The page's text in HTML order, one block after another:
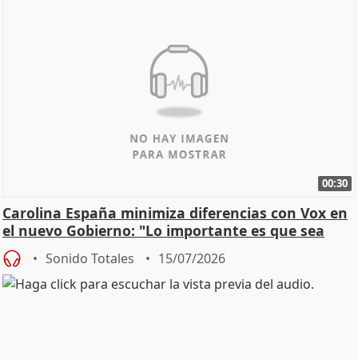
00:30
Carolina España minimiza diferencias con Vox en
el nuevo Gobierno: "Lo importante es que sea
una leg
Sonido Totales 15/07/2026